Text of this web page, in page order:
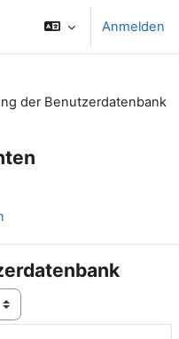
Anmelden
der Benutzerdatenbank